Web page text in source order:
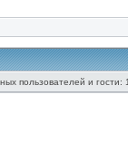
пользователей и гости: